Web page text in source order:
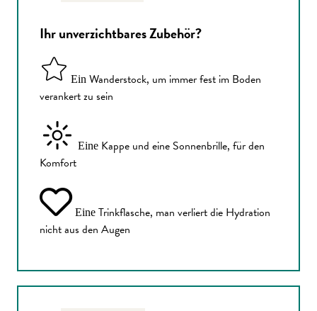
Ihr unverzichtbares Zubehör?
Ein Wanderstock, um immer fest im Boden
verankert zu sein
Eine Kappe und eine Sonnenbrille, für den
Komfort
Eine Trinkflasche, man verliert die Hydration
nicht aus den Augen